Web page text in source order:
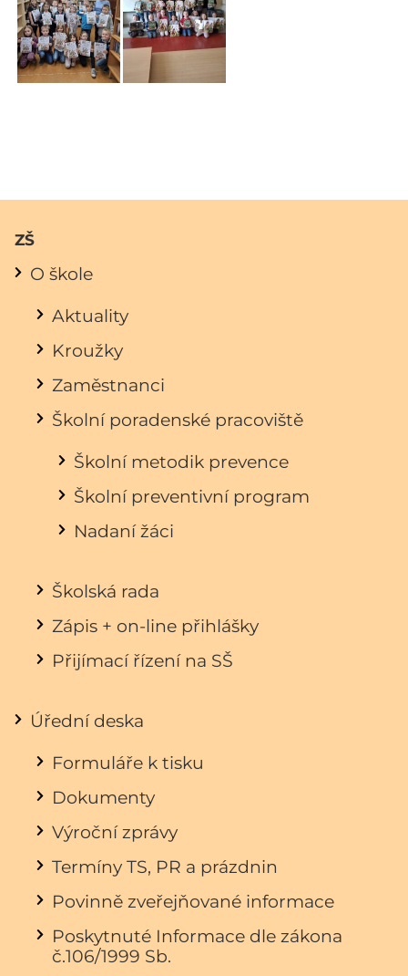
ZŠ
O škole
Aktuality
Kroužky
Zaměstnanci
Školní poradenské pracoviště
Školní metodik prevence
Školní preventivní program
Nadaní žáci
Školská rada
Zápis + on-line přihlášky
Přijímací řízení na SŠ
Úřední deska
Formuláře k tisku
Dokumenty
Výroční zprávy
Termíny TS, PR a prázdnin
Povinně zveřejňované informace
Poskytnuté Informace dle zákona
č.106/1999 Sb.